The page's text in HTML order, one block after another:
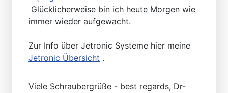
Glücklicherweise bin ich heute Morgen wie
immer wieder aufgewacht.
Zur Info über Jetronic Systeme hier meine
Jetronic Übersicht .
Viele Schraubergrüße - best regards, Dr-